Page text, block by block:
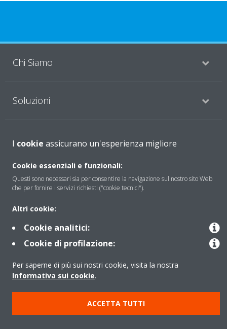
Chi Siamo
Soluzioni
Contattaci
Periodo di supporto definito
Gruppo Daikin Europe
Copyright © Daikin
Termini di Garanzia
Regolamenti
Informativa Legale
I cookie assicurano un'esperienza migliore
Cookie essenziali e funzionali:
Questi sono necessari sia per consentire la navigazione sul nostro sito Web
che per fornire i servizi richiesti ("cookie tecnici").
Altri cookie:
Cookie analitici:
Cookie di profilazione:
Per saperne di più sui nostri cookie, visita la nostra
Informativa sui cookie.
ACCETTA TUTTI